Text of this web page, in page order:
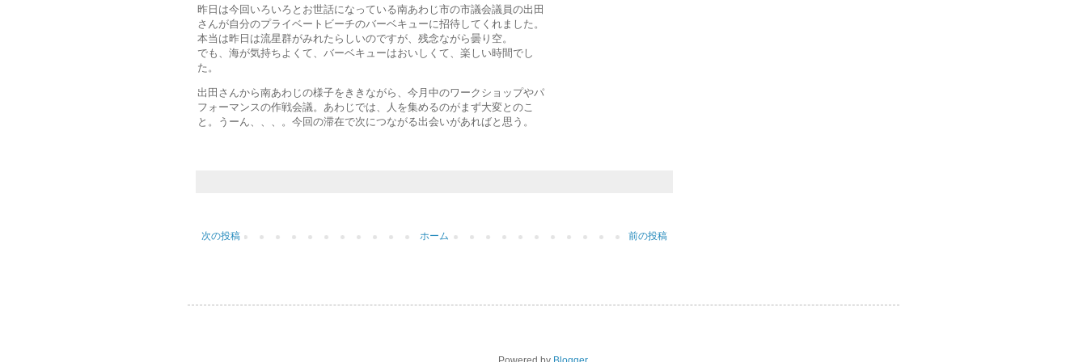
昨日は今回いろいろとお世話になっている南あわじ市の市議会議員の出田
さんが自分のプライベートビーチのバーベキューに招待してくれました。
本当は昨日は流星群がみれたらしいのですが、残念ながら曇り空。
でも、海が気持ちよくて、バーベキューはおいしくて、楽しい時間でし
た。
出田さんから南あわじの様子をききながら、今月中のワークショップやパ
フォーマンスの作戦会議。あわじでは、人を集めるのがまず大変とのこ
と。うーん、、、。今回の滞在で次につながる出会いがあればと思う。
次の投稿 前の投稿
ホーム